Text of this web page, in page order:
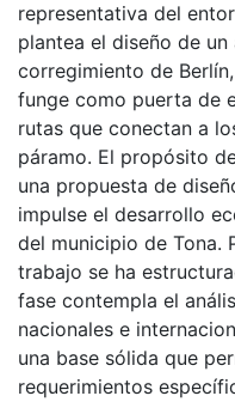
representativa del
plantea el diseño de
corregimiento de
funge como puerta de
rutas que conectan a
páramo. El propósito
una propuesta de
impulse el desarrollo
del municipio de Tona.
trabajo se ha
fase contempla el
nacionales e
una base sólida que
requerimientos